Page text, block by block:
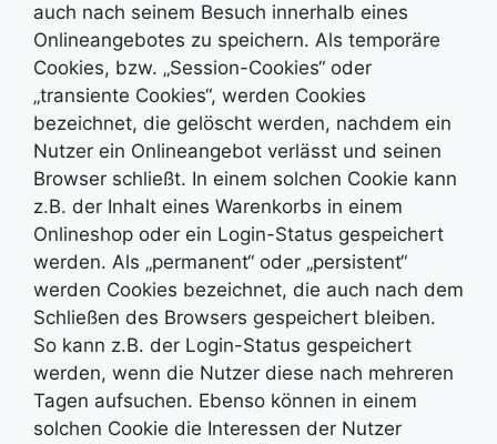
auch nach seinem Besuch innerhalb eines
Onlineangebotes zu speichern. Als temporäre
Cookies, bzw. „Session-Cookies“ oder
„transiente Cookies“, werden Cookies
bezeichnet, die gelöscht werden, nachdem ein
Nutzer ein Onlineangebot verlässt und seinen
Browser schließt. In einem solchen Cookie kann
z.B. der Inhalt eines Warenkorbs in einem
Onlineshop oder ein Login-Status gespeichert
werden. Als „permanent“ oder „persistent“
werden Cookies bezeichnet, die auch nach dem
Schließen des Browsers gespeichert bleiben.
So kann z.B. der Login-Status gespeichert
werden, wenn die Nutzer diese nach mehreren
Tagen aufsuchen. Ebenso können in einem
solchen Cookie die Interessen der Nutzer